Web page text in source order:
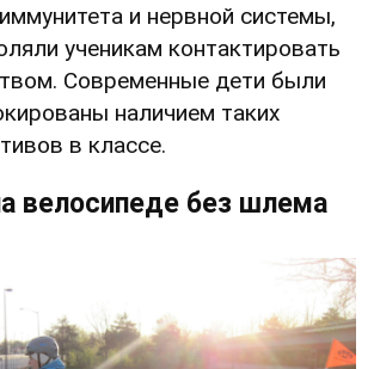
и нервной системы,
ученикам контактировать
Современные дети были
наличием таких
в классе.
велосипеде без шлема